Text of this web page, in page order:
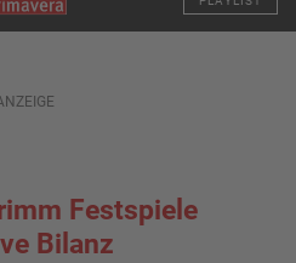
Festspiele
Bilanz